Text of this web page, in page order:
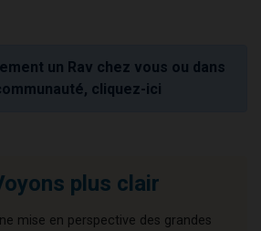
un Rav chez vous ou dans
cliquez-ici
plus clair
mise en perspective des grandes